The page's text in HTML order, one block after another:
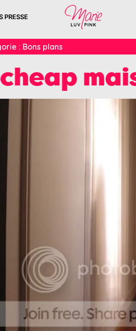
PRESSE
: Bons plans